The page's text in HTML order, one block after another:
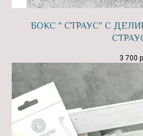
БОКС " СТРАУС" С
3 700
Этапы